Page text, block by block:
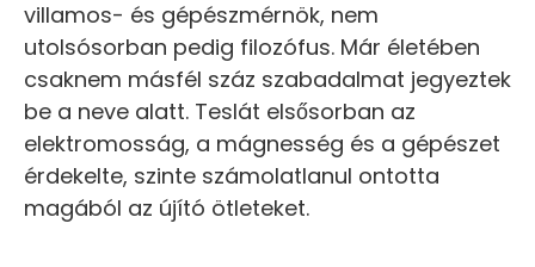
villamos- és gépészmérnök, nem
utolsósorban pedig filozófus. Már életében
csaknem másfél száz szabadalmat jegyeztek
be a neve alatt. Teslát elsősorban az
elektromosság, a mágnesség és a gépészet
érdekelte, szinte számolatlanul ontotta
magából az újító ötleteket.